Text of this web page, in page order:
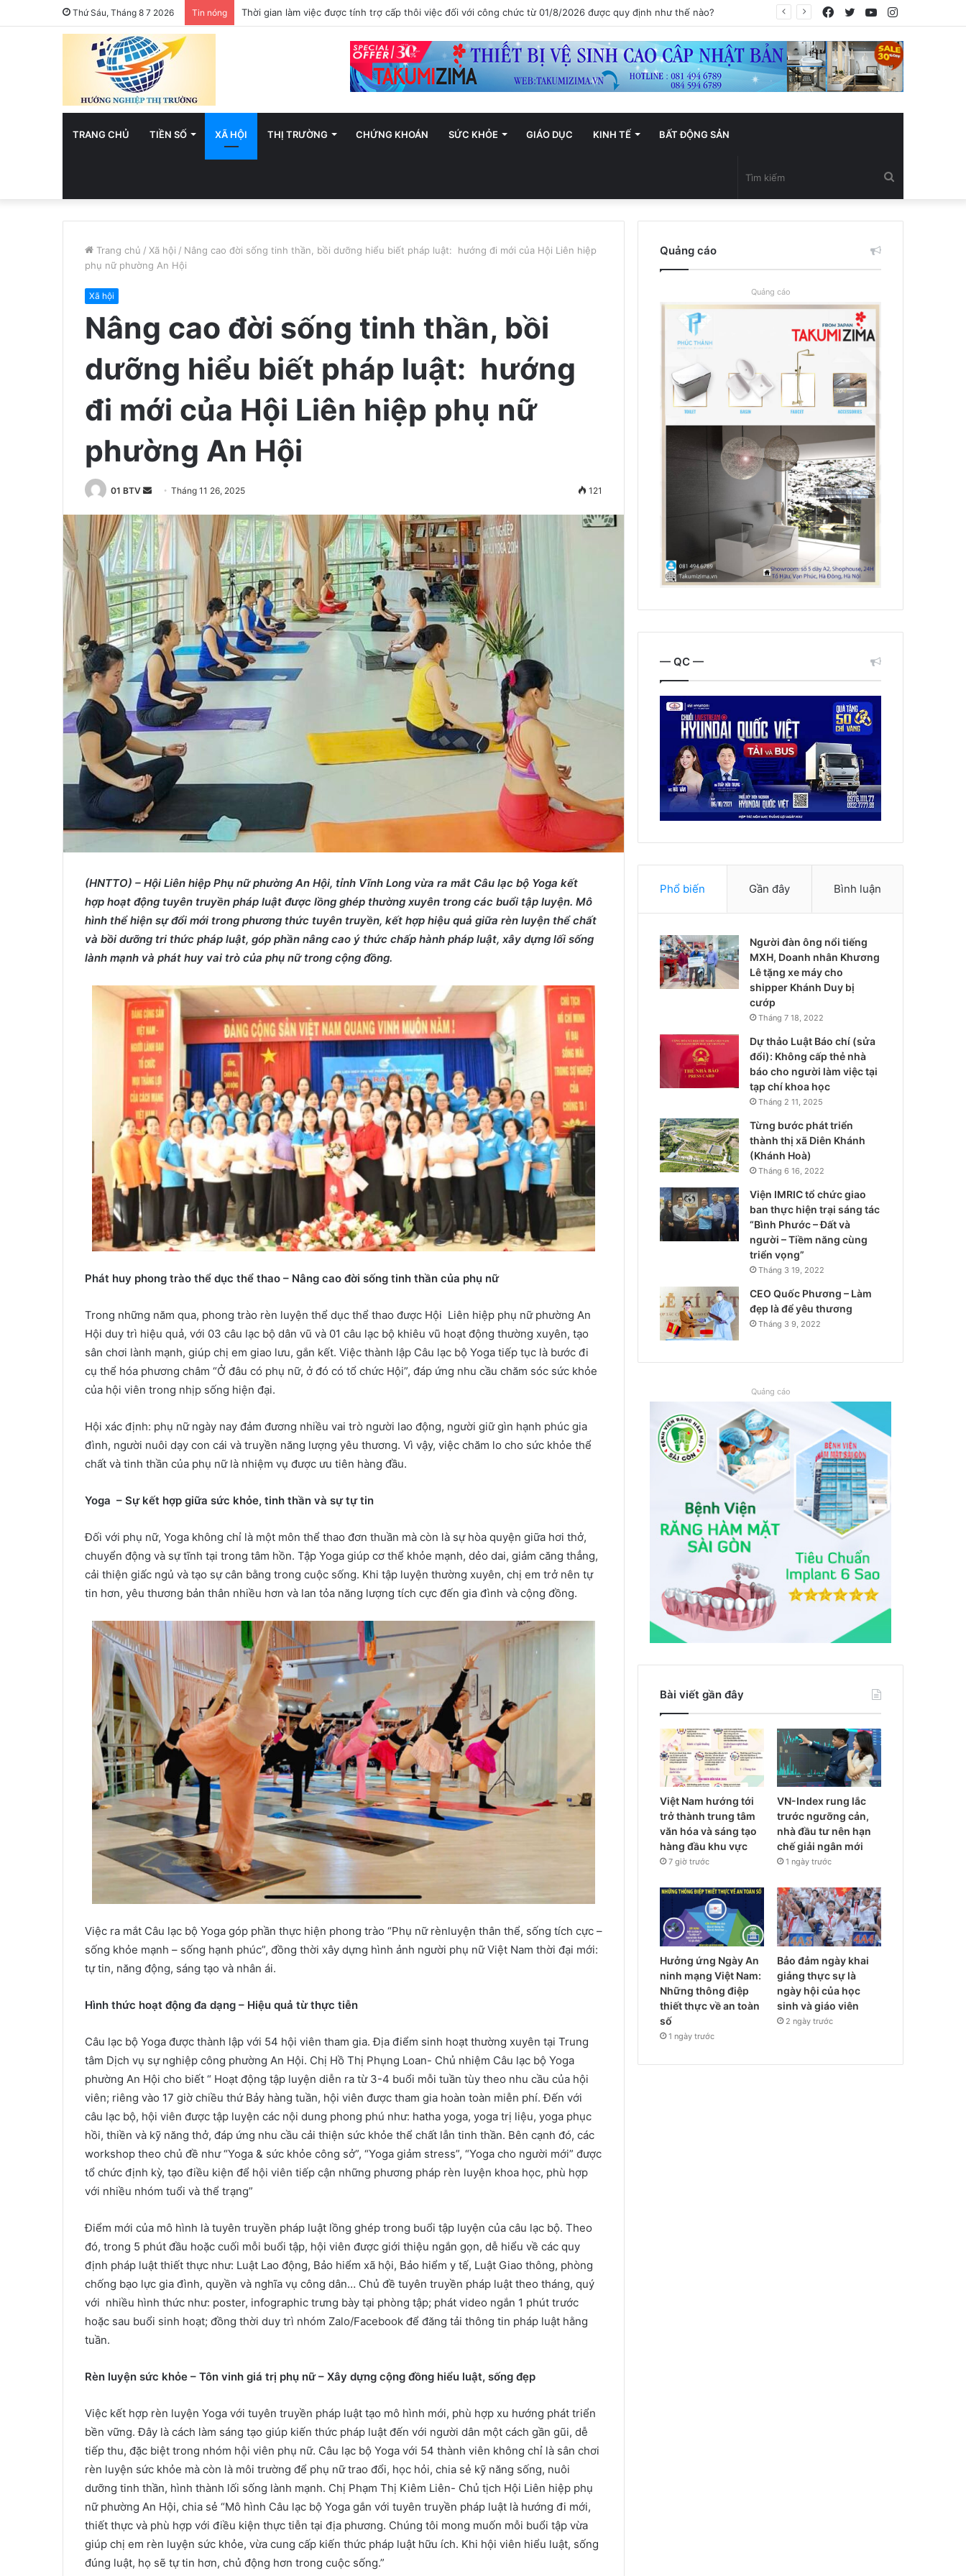
Thứ Sáu, Tháng 8 7 2026 Tin nóng Việt Nam hướng tới trở thành trung tâm văn hóa và sáng tạo hàng đầu khu vực YouTube
Twitter
Facebook
TRANG CHỦ TIỀN SỐ XÃ HỘI THỊ TRƯỜNG CHỨNG KHOÁN SỨC KHỎE GIÁO DỤC KINH TẾ BẤT ĐỘNG SẢN
kiếm
Trang chủ / Xã hội / Nâng cao đời sống tinh thần, bồi dưỡng hiểu biết pháp luật: hướng đi mới của Hội Liên hiệp
phụ nữ phường An Hội
Xã hội
Nâng cao đời sống tinh thần, bồi
dưỡng hiểu biết pháp luật: hướng
đi mới của Hội Liên hiệp phụ nữ
phường An Hội
01 BTV
n
d
a
n
e
m
a
i
Tháng 11 26, 2025 121
(HNTTO) – Hội Liên hiệp Phụ nữ phường An Hội, tỉnh Vĩnh Long vừa ra mắt Câu lạc bộ Yoga kết
hợp hoạt động tuyên truyền pháp luật được lồng ghép thường xuyên trong các buổi tập luyện. Mô
hình thể hiện sự đổi mới trong phương thức tuyên truyền, kết hợp hiệu quả giữa rèn luyện thể chất
và bồi dưỡng tri thức pháp luật, góp phần nâng cao ý thức chấp hành pháp luật, xây dựng lối sống
lành mạnh và phát huy vai trò của phụ nữ trong cộng đồng.
Phát huy phong trào thể dục thể thao – Nâng cao đời sống tinh thần của phụ nữ
Trong những năm qua, phong trào rèn luyện thể dục thể thao được Hội Liên hiệp phụ nữ phường An
Hội duy trì hiệu quả, với 03 câu lạc bộ dân vũ và 01 câu lạc bộ khiêu vũ hoạt động thường xuyên, tạo
sân chơi lành mạnh, giúp chị em giao lưu, gắn kết. Việc thành lập Câu lạc bộ Yoga tiếp tục là bước đi
cụ thể hóa phương châm “Ở đâu có phụ nữ, ở đó có tổ chức Hội”, đáp ứng nhu cầu chăm sóc sức khỏe
của hội viên trong nhịp sống hiện đại.
Hội xác định: phụ nữ ngày nay đảm đương nhiều vai trò người lao động, người giữ gìn hạnh phúc gia
đình, người nuôi dạy con cái và truyền năng lượng yêu thương. Vì vậy, việc chăm lo cho sức khỏe thể
chất và tinh thần của phụ nữ là nhiệm vụ được ưu tiên hàng đầu.
Yoga – Sự kết hợp giữa sức khỏe, tinh thần và sự tự tin
Đối với phụ nữ, Yoga không chỉ là một môn thể thao đơn thuần mà còn là sự hòa quyện giữa hơi thở,
chuyển động và sự tĩnh tại trong tâm hồn. Tập Yoga giúp cơ thể khỏe mạnh, dẻo dai, giảm căng thẳng,
cải thiện giấc ngủ và tạo sự cân bằng trong cuộc sống. Khi tập luyện thường xuyên, chị em trở nên tự
tin hơn, yêu thương bản thân nhiều hơn và lan tỏa năng lượng tích cực đến gia đình và cộng đồng.
Việc ra mắt Câu lạc bộ Yoga góp phần thực hiện phong trào “Phụ nữ rènluyện thân thể, sống tích cực –
sống khỏe mạnh – sống hạnh phúc”, đồng thời xây dựng hình ảnh người phụ nữ Việt Nam thời đại mới:
tự tin, năng động, sáng tạo và nhân ái.
Hình thức hoạt động đa dạng – Hiệu quả từ thực tiễn
Câu lạc bộ Yoga được thành lập với 54 hội viên tham gia. Địa điểm sinh hoạt thường xuyên tại Trung
tâm Dịch vụ sự nghiệp công phường An Hội. Chị Hồ Thị Phụng Loan- Chủ nhiệm Câu lạc bộ Yoga
phường An Hội cho biết “ Hoạt động tập luyện diễn ra từ 3-4 buổi mỗi tuần tùy theo nhu cầu của hội
viên; riêng vào 17 giờ chiều thứ Bảy hàng tuần, hội viên được tham gia hoàn toàn miễn phí. Đến với
câu lạc bộ, hội viên được tập luyện các nội dung phong phú như: hatha yoga, yoga trị liệu, yoga phục
hồi, thiền và kỹ năng thở, đáp ứng nhu cầu cải thiện sức khỏe thể chất lẫn tinh thần. Bên cạnh đó, các
workshop theo chủ đề như “Yoga & sức khỏe công sở”, “Yoga giảm stress”, “Yoga cho người mới” được
tổ chức định kỳ, tạo điều kiện để hội viên tiếp cận những phương pháp rèn luyện khoa học, phù hợp
với nhiều nhóm tuổi và thể trạng”
Điểm mới của mô hình là tuyên truyền pháp luật lồng ghép trong buổi tập luyện của câu lạc bộ. Theo
đó, trong 5 phút đầu hoặc cuối mỗi buổi tập, hội viên được giới thiệu ngắn gọn, dễ hiểu về các quy
định pháp luật thiết thực như: Luật Lao động, Bảo hiểm xã hội, Bảo hiểm y tế, Luật Giao thông, phòng
chống bạo lực gia đình, quyền và nghĩa vụ công dân… Chủ đề tuyên truyền pháp luật theo tháng, quý
với nhiều hình thức như: poster, infographic trưng bày tại phòng tập; phát video ngắn 1 phút trước
hoặc sau buổi sinh hoạt; đồng thời duy trì nhóm Zalo/Facebook để đăng tải thông tin pháp luật hằng
tuần.
Rèn luyện sức khỏe – Tôn vinh giá trị phụ nữ – Xây dựng cộng đồng hiểu luật, sống đẹp
Việc kết hợp rèn luyện Yoga với tuyên truyền pháp luật tạo mô hình mới, phù hợp xu hướng phát triển
bền vững. Đây là cách làm sáng tạo giúp kiến thức pháp luật đến với người dân một cách gần gũi, dễ
tiếp thu, đặc biệt trong nhóm hội viên phụ nữ. Câu lạc bộ Yoga với 54 thành viên không chỉ là sân chơi
rèn luyện sức khỏe mà còn là môi trường để phụ nữ trao đổi, học hỏi, chia sẻ kỹ năng sống, nuôi
dưỡng tinh thần, hình thành lối sống lành mạnh. Chị Phạm Thị Kiêm Liên- Chủ tịch Hội Liên hiệp phụ
nữ phường An Hội, chia sẻ “Mô hình Câu lạc bộ Yoga gắn với tuyên truyền pháp luật là hướng đi mới,
thiết thực và phù hợp với điều kiện thực tiễn tại địa phương. Chúng tôi mong muốn mỗi buổi tập vừa
giúp chị em rèn luyện sức khỏe, vừa cung cấp kiến thức pháp luật hữu ích. Khi hội viên hiểu luật, sống
đúng luật, họ sẽ tự tin hơn, chủ động hơn trong cuộc sống.”
Quảng cáo
Quảng cáo
— QC —
Phổ biến Gần đây Bình luận
Người đàn ông nổi tiếng
MXH, Doanh nhân Khương
Lê tặng xe máy cho
shipper Khánh Duy bị
cướp
Tháng 7 18, 2022
Dự thảo Luật Báo chí (sửa
đổi): Không cấp thẻ nhà
báo cho người làm việc tại
tạp chí khoa học
Tháng 2 11, 2025
Từng bước phát triển
thành thị xã Diên Khánh
(Khánh Hoà)
Tháng 6 16, 2022
Viện IMRIC tổ chức giao
ban thực hiện trại sáng tác
“Bình Phước – Đất và
người – Tiềm năng cùng
triển vọng”
Tháng 3 19, 2022
CEO Quốc Phương – Làm
đẹp là để yêu thương
Tháng 3 9, 2022
Quảng cáo
Bài viết gần đây
Việt Nam hướng tới
trở thành trung tâm
văn hóa và sáng tạo
hàng đầu khu vực
7 giờ trước
VN-Index rung lắc
trước ngưỡng cản,
nhà đầu tư nên hạn
chế giải ngân mới
1 ngày trước
Hưởng ứng Ngày An
ninh mạng Việt Nam:
Những thông điệp
thiết thực về an toàn
số
1 ngày trước
Bảo đảm ngày khai
giảng thực sự là
ngày hội của học
sinh và giáo viên
2 ngày trước